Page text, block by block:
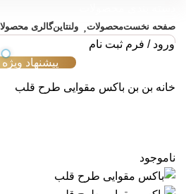
صفحه نخستمحصولات ولنتاینگالری
ورود / فرم ثبت نام
پیشنهاد ویژه
خانه بن بن باکس مقوایی طرح قلب
ناموجود